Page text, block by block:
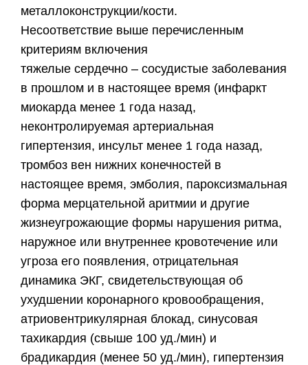
металлоконструкции/кости.
Несоответствие выше перечисленным
критериям включения
тяжелые сердечно – сосудистые заболевания
в прошлом и в настоящее время (инфаркт
миокарда менее 1 года назад,
неконтролируемая артериальная
гипертензия, инсульт менее 1 года назад,
тромбоз вен нижних конечностей в
настоящее время, эмболия, пароксизмальная
форма мерцательной аритмии и другие
жизнеугрожающие формы нарушения ритма,
наружное или внутреннее кровотечение или
угроза его появления, отрицательная
динамика ЭКГ, свидетельствующая об
ухудшении коронарного кровообращения,
атриовентрикулярная блокад, синусовая
тахикардия (свыше 100 уд./мин) и
брадикардия (менее 50 уд./мин), гипертензия